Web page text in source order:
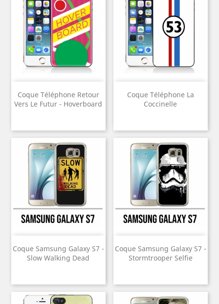
Coque Téléphone Retour
Vers Le Futur - Hoverboard
Coque Téléphone La
Coccinelle
Coque Samsung Galaxy S7 -
Slow Walking Dead
Coque Samsung Galaxy S7 -
Stormtrooper Selfie